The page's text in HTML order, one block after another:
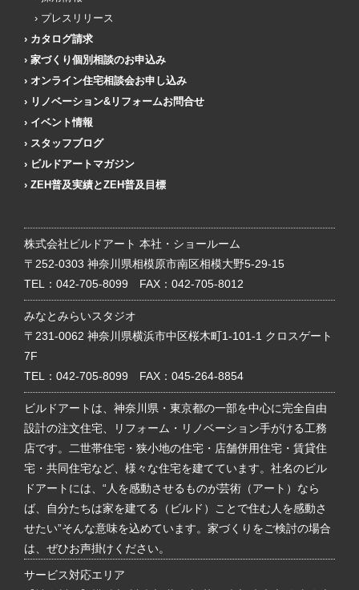
プレスリリース
カタログ請求
家づくり個別相談のお申込み
オンライン住宅相談会お申し込み
リノベーション&リフォームお問合せ
イベント情報
スタッフブログ
ビルドアートマガジン
ZEH普及実績とZEH普及目標
株式会社ビルドアート 本社・ショールーム
〒252-0303 神奈川県相模原市南区相模大野5-29-15
TEL： 042-705-8099 FAX：042-705-8012
みなとみらいスタジオ
〒231-0062 神奈川県横浜市中区桜木町1-101-1 クロスゲート
7F
TEL： 042-705-8099 FAX：045-264-8854
ビルドアートは、神奈川県・東京都の一部を中心に完全自由
設計の注文住宅、リフォーム・リノベーション手がける工務
店です。二世帯住宅・狭小地の住宅・店舗併用住宅・賃貸住
宅・共同住宅など、様々な住宅を建てています。社名のビル
ドアートには、“人を感動させるものが芸術（アート）なら
ば、自分たちは家を建てる（ビルド）ことで住む人を感動さ
せたい”そんな意味を込めています。家づくりをご検討の場合
は、ぜひお声掛けください。
サービス対応エリア